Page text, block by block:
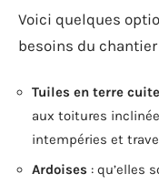
Voici quelques
besoins du chantier
Tuiles en terre cuite
aux toitures
intempéries et
Ardoises : qu’elles